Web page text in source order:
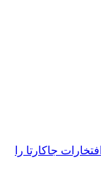
جاکارتا را